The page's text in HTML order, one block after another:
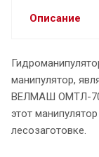
Описание
манипулятор,
ВЕЛМАШ ОМТЛ-
этот
лесозаготовке.